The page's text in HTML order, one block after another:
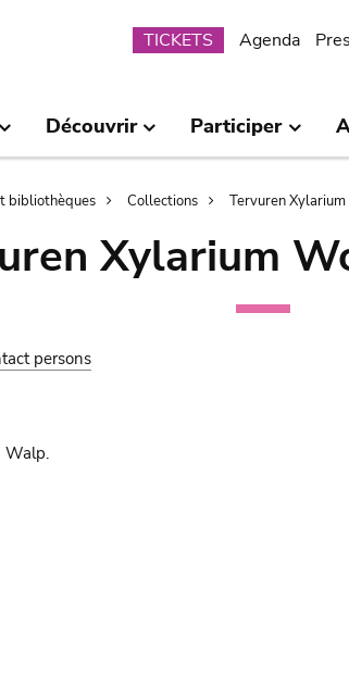
Submenu
TICKETS Agenda
Découvrir Participer
bibliothèques Collections Tervuren
Xylarium
persons
Walp.